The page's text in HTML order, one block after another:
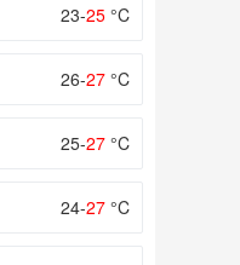
23-25 °C
26-27 °C
25-27 °C
24-27 °C